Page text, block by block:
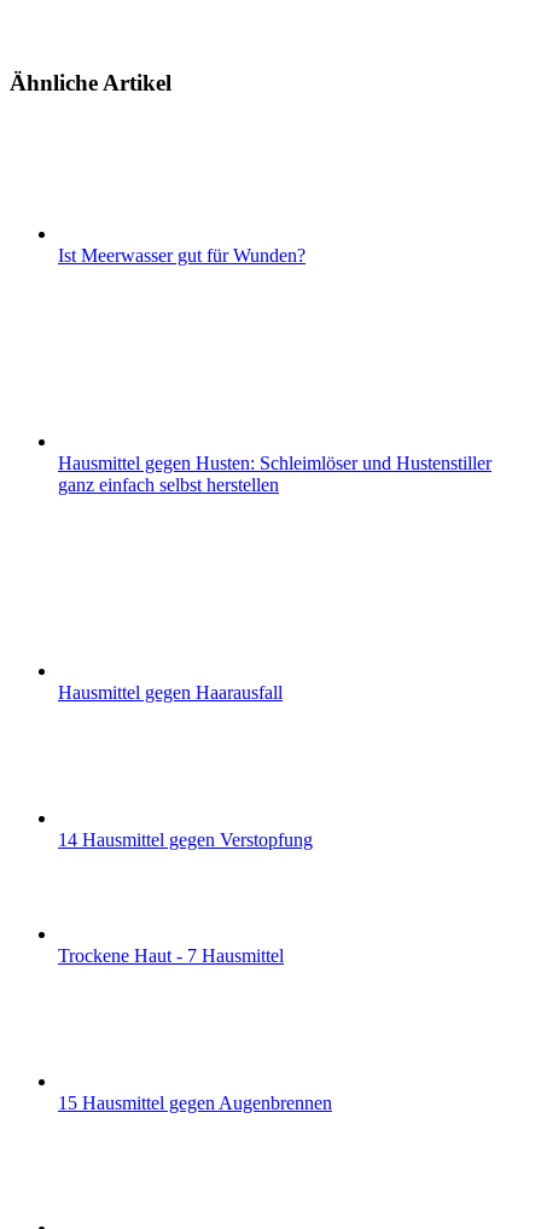
Ähnliche Artikel
Ist Meerwasser gut für Wunden?
Hausmittel gegen Husten: Schleimlöser und Hustenstiller
ganz einfach selbst herstellen
Hausmittel gegen Haarausfall
14 Hausmittel gegen Verstopfung
Trockene Haut - 7 Hausmittel
15 Hausmittel gegen Augenbrennen